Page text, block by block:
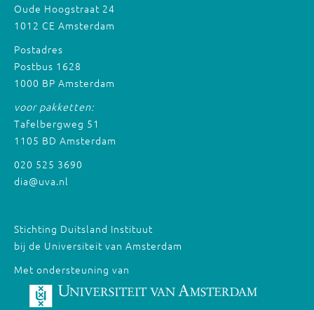
Oude Hoogstraat 24
1012 CE Amsterdam
Postadres
Postbus 1628
1000 BP Amsterdam
voor pakketten:
Tafelbergweg 51
1105 BD Amsterdam
020 525 3690
dia@uva.nl
Stichting Duitsland Instituut
bij de Universiteit van Amsterdam
Met ondersteuning van